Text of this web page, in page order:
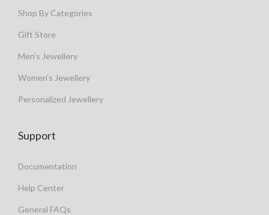
Shop By Categories
Gift Store
Men’s Jewellery
Women’s Jewellery
Personalized Jewellery
Support
Documentation
Help Center
General FAQs